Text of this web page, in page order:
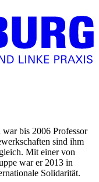
bis 2006 Professor
sind ihm
Mit einer von
war er 2013 in
Solidarität.